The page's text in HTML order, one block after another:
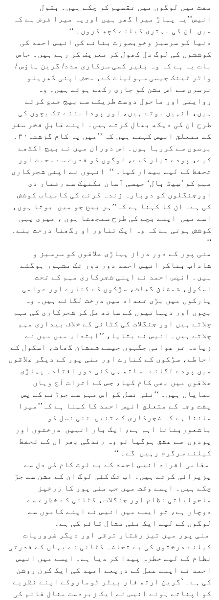
مفت میں لوگوں میں تقسیم کر چکے ہیں۔ بقول
انیس’’یہ پہاڑ میرا گھر ہیں اوریہ میرا فرض ہے کہ
میں ان کی بہتری کیلئے کچھ کروں۔ ‘‘
دنیا کو سرسبز وخوبصورت بنانے کی انیس احمد کی
کوششوں کی لوگ دل کھول کر تعریف کر رہے ہیں۔ خاص
بات یہ ہے کہ وہ بغیر کسی سرکاری مدد/ گرین ہاؤس /
واٹر ٹینک جیسی سہولیات کے، محض اپنی گھریلو
نرسری سے اس مشن کو جاری رکھے ہوئے ہیں۔ وہ
روایتی اور ماحول دوست طریقے سے بیج جمع کرتے
ہیں، انہیں بوتے ہیں، اور پودا بننے تک بچوں کی
طرح ان کی دیکھ بھال کرتے ہیں۔ اپنے قابلِ فخر سفر
برسوں سے کررہا ہوں۔ اس دوران میں نے بیج اکٹھے
کیے، پودے تیار کیے، لوگوں کو قدرت سے محبت اور
تحفظ کے لیے بیدار کیا۔ ‘‘ انہوں نے اپنی شجرکاری
مہم کو ’سِیڈ بال‘ جیسی آسان تکنیک سے رفتار دی
اورجنگلوں کو دوبارہ زندہ کرنے کی کامیاب کوشش
کی ہے۔ ان کا کہنا ہے کہ’’ہر بیج جو میں بوتا ہوں،
اسے میں اپنے بچے کی طرح سمجھتا ہوں ، میری یہی
کوشش ہوتی ہے کہ وہ ایک تناور او رگھنا درخت بنے۔
‘‘
منی پور کے دور دراز پہاڑی علاقوں کو سرسبز و
شاداب بناکر انیس احمد دور دور تک مشہور ہوگئے
ہیں۔ انیس احمد نے اپنی شجرکاری مہم کے تحت
اسکول، شمشان گھاٹ، سڑکوں کے کنارے اور عوامی
پارکوں میں بڑی تعداد میں درخت لگائے ہیں۔ وہ
بچوں اور دیہاتیوں کے ساتھ مل کر شجرکاری کی مہم
چلاتے ہیں اور جنگلات کی کٹائی کے خلاف بیداری مہم
چلاتے ہیں۔ انیس نے بتایا، ’’ابتداء میں میں نے
زیادہ تر عوامی جگہوں جیسے شمشان گھاٹ، اسکول کے
احاطے، سڑکوں کے کنارے اور منی پور کے دیگر علاقوں
میں پودے لگائے۔ ساتھ ہی کئی دور افتادہ پہاڑی
علاقوں میں بھی کام کیا، جس کے اثرات آج وہاں
نمایاں ہیں۔ ‘‘نئی نسل کو اس مہم سے جوڑنے کے پس
پشت وجہ کے متعلق انیس احمد کا کہنا ہے کہ’’میرا
ماننا ہے کہ شجرکاری کے تئیں نئی نسل کو
باشعوربنانا اہم ہے، ایک بار انہیں درختوں اور
پودوں سے عشق ہوگیا تو وہ زندگی بھر ان کے تحفظ
کیلئے سرگرم رہیں گے۔ ‘‘
مقامی افراد انیس احمد کے بے لوث کام کی دل سے
پزیرائی کرتے ہیں۔ اب تک کئی لوگ ان کے مشن سے جڑ
چکے ہیں۔ ایسے وقت میں جب منی پور کا زرخیز
ماحولیاتی نظام اور جنگلات، کٹائی کے خطرے سے
دوچار ہے، تو ایسے میں انیس نے اپنے کاموں سے
لوگوں کے لیے ایک نئی مثال قائم کی ہے۔
منی پور میں تیز رفتار ترقی اور دیگر ضروریات
کیلئے درختوں کی بے تحاشہ کٹائی نے یہاں کے قدرتی
نظام کے لیے خطرہ پیدا کر دیا ہے۔ ایسے میں انیس
احمد نے اپنے عمل کے ذریعے امید کی ایک کرن روشن
کی ہے۔ `گرین ارتھ فار بیٹر ٹوماروکے اپنے نظریے
کو اپناتے ہوئے انیس نے ایک زبردست مثال قائم کی